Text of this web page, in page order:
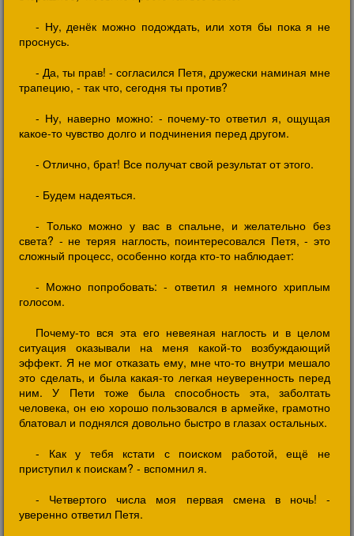
- Ну, денёк можно подождать, или хотя бы пока я не
проснусь.
- Да, ты прав! - согласился Петя, дружески наминая мне
трапецию, - так что, сегодня ты против?
- Ну, наверно можно: - почему-то ответил я, ощущая
какое-то чувство долго и подчинения перед другом.
- Отлично, брат! Все получат свой результат от этого.
- Будем надеяться.
- Только можно у вас в спальне, и желательно без
света? - не теряя наглость, поинтересовался Петя, - это
сложный процесс, особенно когда кто-то наблюдает:
- Можно попробовать: - ответил я немного хриплым
голосом.
Почему-то вся эта его невеяная наглость и в целом
ситуация оказывали на меня какой-то возбуждающий
эффект. Я не мог отказать ему, мне что-то внутри мешало
это сделать, и была какая-то легкая неуверенность перед
ним. У Пети тоже была способность эта, заболтать
человека, он ею хорошо пользовался в армейке, грамотно
блатовал и поднялся довольно быстро в глазах остальных.
- Как у тебя кстати с поиском работой, ещё не
приступил к поискам? - вспомнил я.
- Четвертого числа моя первая смена в ночь! -
уверенно ответил Петя.